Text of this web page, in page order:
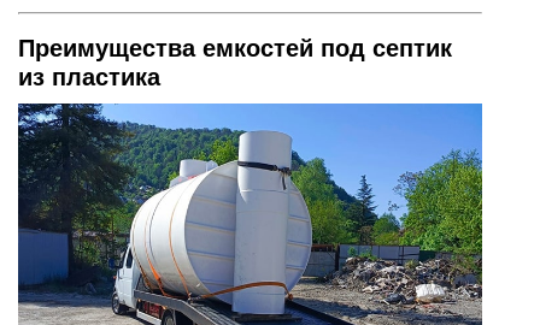
Преимущества емкостей под септик
из пластика